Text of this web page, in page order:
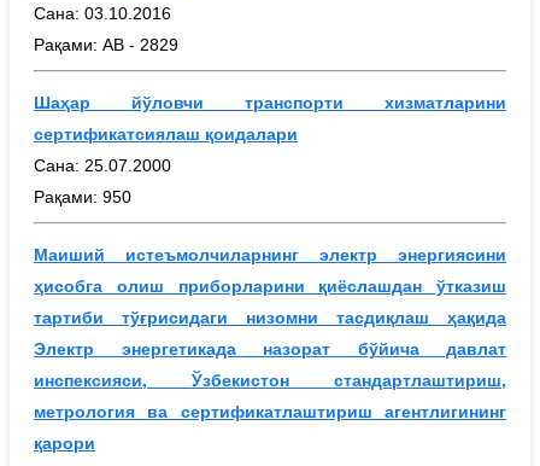
Сана: 03.10.2016
Рақами: АВ - 2829
Шаҳар йўловчи транспорти хизматларини
сертификатсиялаш қоидалари
Сана: 25.07.2000
Рақами: 950
Маиший истеъмолчиларнинг электр энергиясини
ҳисобга олиш приборларини қиёслашдан ўтказиш
тартиби тўғрисидаги низомни тасдиқлаш ҳақида
Электр энергетикада назорат бўйича давлат
инспексияси, Ўзбекистон стандартлаштириш,
метрология ва сертификатлаштириш агентлигининг
қарори